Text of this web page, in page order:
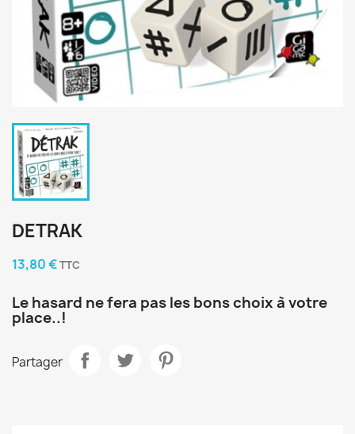
DETRAK
13,80 €TTC
Le hasard ne fera pas les bons choix à votre
place..!
Partager